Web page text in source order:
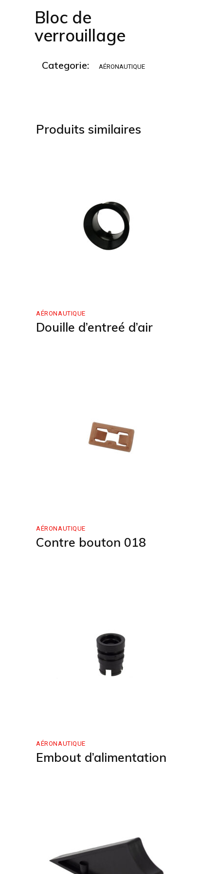
Bloc de
verrouillage
Categorie: AÉRONAUTIQUE
Produits similaires
AÉRONAUTIQUE
Douille d’entreé d’air
AÉRONAUTIQUE
Contre bouton 018
AÉRONAUTIQUE
Embout d’alimentation